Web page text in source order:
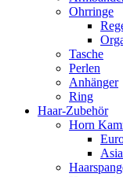
Ohrringe
Tasche
Perlen
Anhänger
Ring
Haar-Zubehör
Horn